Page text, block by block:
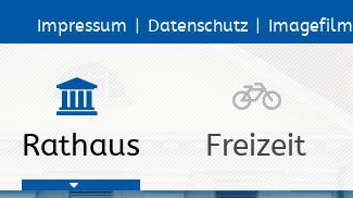
Impressum Datenschutz Imagefilm
Rathaus Freizeit